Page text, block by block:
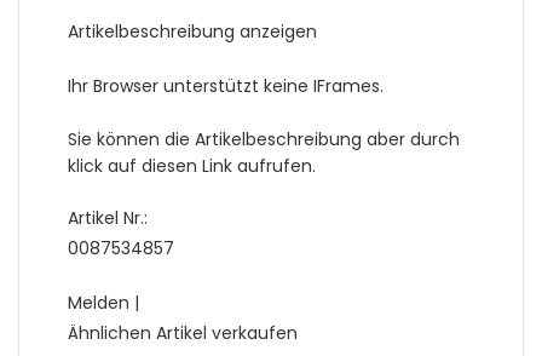
Artikelbeschreibung anzeigen
Ihr Browser unterstützt keine IFrames.
Sie können die Artikelbeschreibung aber durch
klick auf diesen Link aufrufen.
Artikel Nr.:
0087534857
Melden |
Ähnlichen Artikel verkaufen